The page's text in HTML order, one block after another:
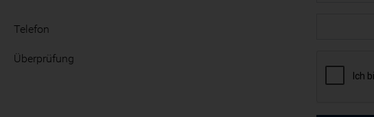
Telefon
Überprüfung